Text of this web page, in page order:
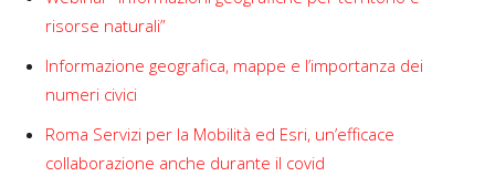
risorse naturali”
Informazione geografica, mappe e l’importanza dei
numeri civici
Roma Servizi per la Mobilità ed Esri, un’efficace
collaborazione anche durante il covid